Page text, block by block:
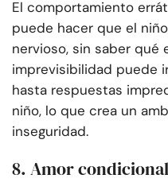
El comportamiento
puede hacer que el
nervioso, sin saber qué
imprevisibilidad puede
hasta respuestas
niño, lo que crea un
inseguridad.
8. Amor condicional